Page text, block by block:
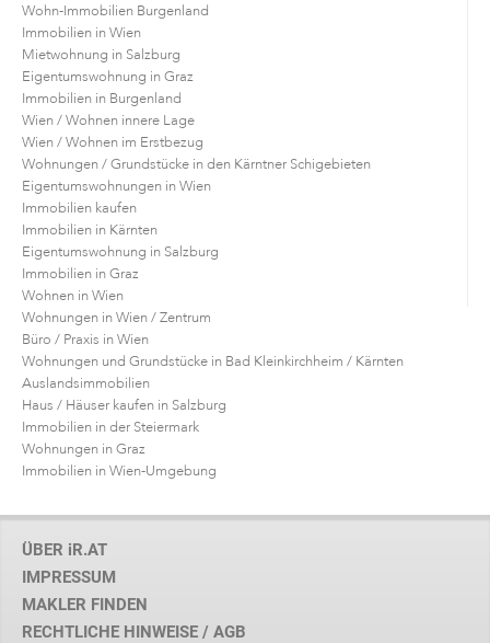
Wohn-Immobilien Burgenland
Immobilien in Wien
Mietwohnung in Salzburg
Eigentumswohnung in Graz
Immobilien in Burgenland
Wien / Wohnen innere Lage
Wien / Wohnen im Erstbezug
Wohnungen / Grundstücke in den Kärntner Schigebieten
Eigentumswohnungen in Wien
Immobilien kaufen
Immobilien in Kärnten
Eigentumswohnung in Salzburg
Immobilien in Graz
Wohnen in Wien
Wohnungen in Wien / Zentrum
Büro / Praxis in Wien
Wohnungen und Grundstücke in Bad Kleinkirchheim / Kärnten
Auslandsimmobilien
Haus / Häuser kaufen in Salzburg
Immobilien in der Steiermark
Wohnungen in Graz
Immobilien in Wien-Umgebung
ÜBER iR.AT
IMPRESSUM
MAKLER FINDEN
RECHTLICHE HINWEISE / AGB